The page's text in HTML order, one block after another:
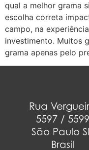
qual a melhor grama
escolha correta
campo, na
investimento. Muitos
grama apenas pelo
Rua
5597 / 5599
São Paulo
Brasil